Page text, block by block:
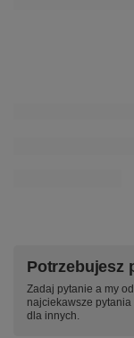
Potrzebujesz
Zadaj pytanie a my
najciekawsze
dla innych.